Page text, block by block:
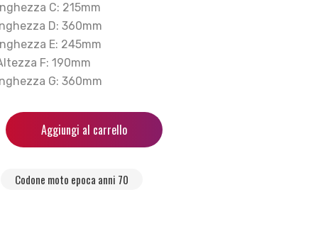
C: 215mm
D: 360mm
E: 245mm
F: 190mm
G: 360mm
Aggiungi al carrello
Codone moto epoca anni 70